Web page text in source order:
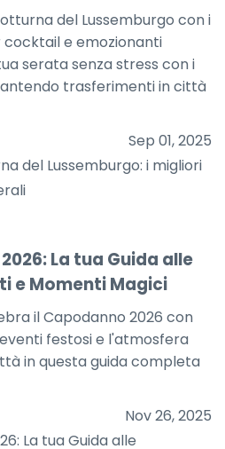
del Lussemburgo con i
e emozionanti
serata senza stress con i
trasferimenti in città
Sep 01, 2025
La tua Guida alle
e Momenti Magici
il Capodanno 2026 con
festosi e l'atmosfera
in questa guida completa
Nov 26, 2025